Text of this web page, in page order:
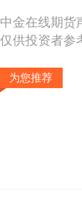
中金在线期货
仅供投资者参
为您推荐